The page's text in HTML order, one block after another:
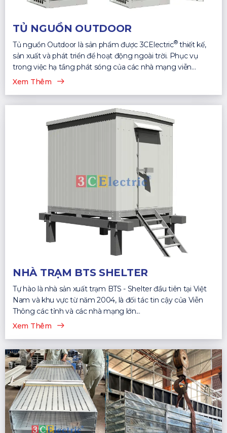
TỦ NGUỒN OUTDOOR
Tủ nguồn Outdoor là sản phẩm được 3CElectric®thiết kế,
sản xuất và phát triển để hoạt động ngoài trời. Phục vụ
trong việc hạ tầng phát sóng của các nhà mạng viễn
thông...
Xem Thêm
NHÀ TRẠM BTS SHELTER
Tự hào là nhà sản xuất trạm BTS - Shelter đầu tiên tại Việt
Nam và khu vực từ năm 2004, là đối tác tin cậy của Viễn
Thông các tỉnh và các nhà mạng lớn...
Xem Thêm